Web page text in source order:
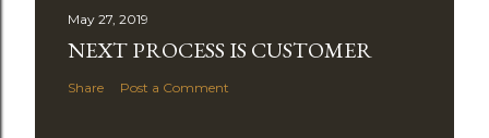
May 27, 2019
NEXT PROCESS IS CUSTOMER
Share Post a Comment